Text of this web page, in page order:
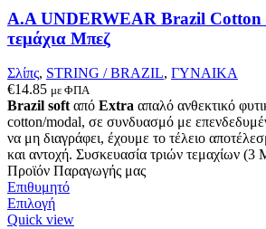
σελίδα
του
προϊόντος
A.A UNDERWEAR Brazil Cotton
τεμάχια Μπεζ
Σλίπς, STRING / BRAZIL, ΓΥΝΑΙΚΑ
€14.85 με ΦΠΑ
Brazil softαπό Extra απαλό ανθεκτικό
cotton/modal, σε συνδυασμό με
να μη διαγράφει, έχουμε το τέλειο
και αντοχή. Συσκευασία τριών τεμαχίων (3
Προϊόν Παραγωγής μας
Επιθυμητό
ΕπιλογήΑυτό
το
Quick view